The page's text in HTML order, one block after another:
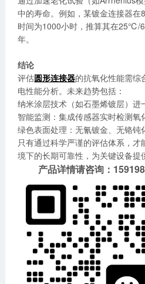
中的寿命。例如，某镀金连接器
时间为1000小时，推算其在25℃/
年。
结论
评估圆形连接器的抗氧化性能需综
电性能分析。未来趋势包括：
纳米涂层技术（如石墨烯镀层）进
智能监测：集成传感器实时检测氧
绿色表面处理：无氰镀金、无铬钝
只有通过科学严谨的评估体系，
境下的长期可靠性，为关键设备提
产品详情请咨询：